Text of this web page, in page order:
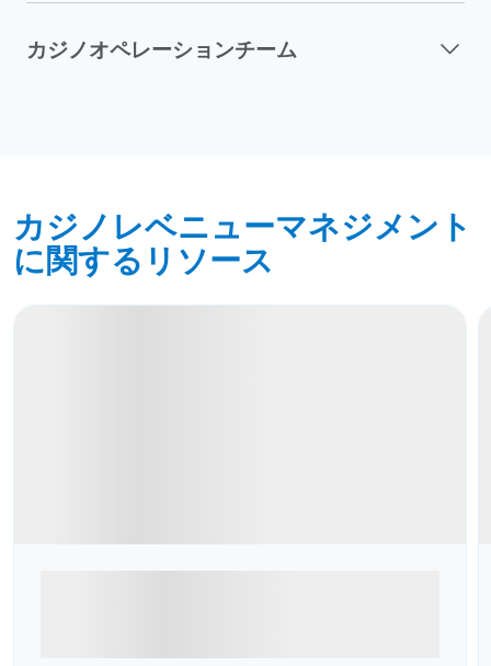
カジノオペレーションチーム
カジノレベニューマネジメント
に関するリソース